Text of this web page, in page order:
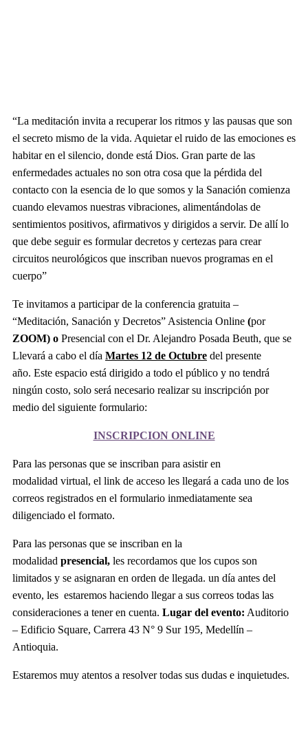
“La meditación invita a recuperar los ritmos y las pausas que son
el secreto mismo de la vida. Aquietar el ruido de las emociones es
habitar en el silencio, donde está Dios. Gran parte de las
enfermedades actuales no son otra cosa que la pérdida del
contacto con la esencia de lo que somos y la Sanación comienza
cuando elevamos nuestras vibraciones, alimentándolas de
sentimientos positivos, afirmativos y dirigidos a servir. De allí lo
que debe seguir es formular decretos y certezas para crear
circuitos neurológicos que inscriban nuevos programas en el
cuerpo”
Te invitamos a participar de la conferencia gratuita –
“Meditación, Sanación y Decretos” Asistencia Online (por
ZOOM) o Presencial con el Dr. Alejandro Posada Beuth, que se
Llevará a cabo el día Martes 12 de Octubre del presente
año. Este espacio está dirigido a todo el público y no tendrá
ningún costo, solo será necesario realizar su inscripción por
medio del siguiente formulario:
INSCRIPCION ONLINE
Para las personas que se inscriban para asistir en
modalidad virtual, el link de acceso les llegará a cada uno de los
correos registrados en el formulario inmediatamente sea
diligenciado el formato.
Para las personas que se inscriban en la
modalidad presencial, les recordamos que los cupos son
limitados y se asignaran en orden de llegada. un día antes del
evento, les estaremos haciendo llegar a sus correos todas las
consideraciones a tener en cuenta. Lugar del evento: Auditorio
– Edificio Square, Carrera 43 N° 9 Sur 195, Medellín –
Antioquia.
Estaremos muy atentos a resolver todas sus dudas e inquietudes.